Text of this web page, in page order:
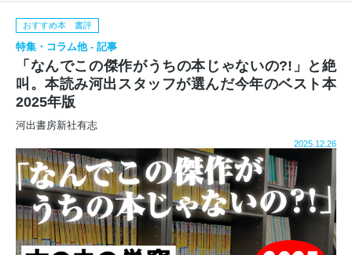
おすすめ本 書評
特集・コラム他 - 記事
「なんでこの傑作がうちの本じゃないの?!」と絶
叫。本読み河出スタッフが選んだ今年のベスト本
2025年版
河出書房新社有志
2025.12.26